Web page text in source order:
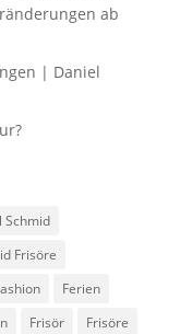
ab
| Daniel
Schmid
Frisöre
Ferien
Frisör
Frisöre